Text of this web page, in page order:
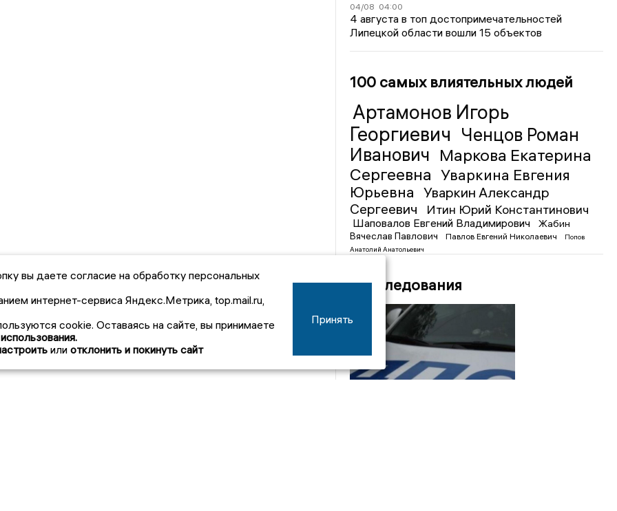
04/08 04:00
4 августа в топ достопримечательностей
Липецкой области вошли 15 объектов
100 самых влиятельных людей
Артамонов Игорь
Георгиевич Ченцов Роман
Иванович Маркова Екатерина
Сергеевна Уваркина Евгения
Юрьевна
Уваркин Александр
Сергеевич
Итин Юрий Константинович
Шаповалов Евгений Владимирович
Жабин
Вячеслав Павлович
Павлов Евгений Николаевич
Попов
Анатолий Анатольевич
Расследования
вы даете согласие на обработку персональных
интернет-сервиса Яндекс.Метрика, top.mail.ru,
cookie. Оставаясь на сайте, вы принимаете
или отклонить и покинуть сайт
Принять